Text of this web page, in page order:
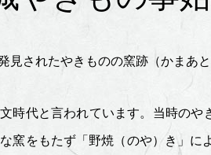
されたやきものの窯跡（かまあと
時代と言われています。当時の
窯をもたず「野焼（のや）き」